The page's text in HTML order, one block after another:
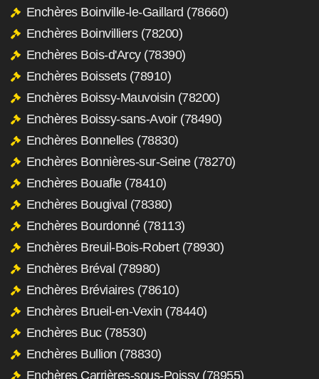
Enchères Boinville-le-Gaillard (78660)
Enchères Boinvilliers (78200)
Enchères Bois-d'Arcy (78390)
Enchères Boissets (78910)
Enchères Boissy-Mauvoisin (78200)
Enchères Boissy-sans-Avoir (78490)
Enchères Bonnelles (78830)
Enchères Bonnières-sur-Seine (78270)
Enchères Bouafle (78410)
Enchères Bougival (78380)
Enchères Bourdonné (78113)
Enchères Breuil-Bois-Robert (78930)
Enchères Bréval (78980)
Enchères Bréviaires (78610)
Enchères Brueil-en-Vexin (78440)
Enchères Buc (78530)
Enchères Bullion (78830)
Enchères Carrières-sous-Poissy (78955)